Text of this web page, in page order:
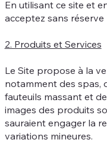
En utilisant ce site et
acceptez sans réserve
2. Produits et Services
Le Site propose à la
notamment des spas,
fauteuils massant et
images des produits
sauraient engager la
variations mineures.